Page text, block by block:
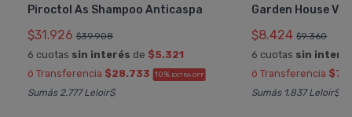
Piroctol As Shampoo Anticaspa
$31.926 $39.908
6 cuotas sin interés de $5.321
ó Transferencia $28.733 10% EXTRA OFF
Sumás 2.777 Leloir$
Garden House
$8.424 $9.360
6 cuotas sin
ó Transferencia
Sumás 1.837 Leloir$